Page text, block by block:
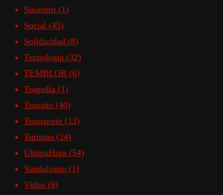
Siniestro (1)
Social (45)
Solidaridad (8)
Tecnologia (32)
TEMBLOR (6)
Tragedia (1)
Transito (40)
Transporte (13)
Turismo (24)
ÚltimaHora (54)
Vandalismo (1)
Video (8)